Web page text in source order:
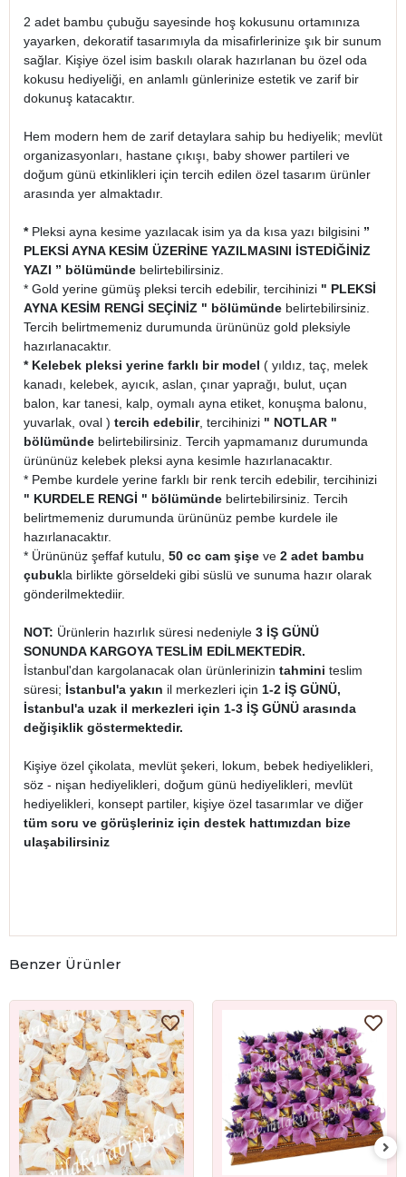
2 adet bambu çubuğu sayesinde hoş kokusunu ortamınıza
yayarken, dekoratif tasarımıyla da misafirlerinize şık bir sunum
sağlar. Kişiye özel isim baskılı olarak hazırlanan bu özel oda
kokusu hediyeliği, en anlamlı günlerinize estetik ve zarif bir
dokunuş katacaktır.
Hem modern hem de zarif detaylara sahip bu hediyelik; mevlüt
organizasyonları, hastane çıkışı, baby shower partileri ve
doğum günü etkinlikleri için tercih edilen özel tasarım ürünler
arasında yer almaktadır.
*Pleksi ayna kesime yazılacak isim ya da kısa yazı bilgisini ”
PLEKSİ AYNA KESİM ÜZERİNE YAZILMASINI İSTEDİĞİNİZ
YAZI ” bölümünde belirtebilirsiniz.
* Gold yerine gümüş pleksi tercih edebilir, tercihinizi " PLEKSİ
AYNA KESİM RENGİ SEÇİNİZ " bölümünde belirtebilirsiniz.
Tercih belirtmemeniz durumunda ürününüz gold pleksiyle
hazırlanacaktır.
* Kelebek pleksi yerine farklı bir model ( yıldız, taç, melek
kanadı, kelebek, ayıcık, aslan, çınar yaprağı, bulut, uçan
balon, kar tanesi, kalp, oymalı ayna etiket, konuşma balonu,
yuvarlak, oval ) tercih edebilir, tercihinizi " NOTLAR "
bölümünde belirtebilirsiniz. Tercih yapmamanız durumunda
ürününüz kelebek pleksi ayna kesimle hazırlanacaktır.
* Pembe kurdele yerine farklı bir renk tercih edebilir, tercihinizi
" KURDELE RENGİ " bölümünde belirtebilirsiniz. Tercih
belirtmemeniz durumunda ürününüz pembe kurdele ile
hazırlanacaktır.
* Ürününüz şeffaf kutulu, 50 cc cam şişe ve 2 adet bambu
çubukla birlikte görseldeki gibi süslü ve sunuma hazır olarak
gönderilmektediir.
NOT: Ürünlerin hazırlık süresi nedeniyle 3 İŞ GÜNÜ
SONUNDA KARGOYA TESLİM EDİLMEKTEDİR.
İstanbul'dan kargolanacak olan ürünlerinizin tahmini teslim
süresi; İstanbul'a yakın il merkezleri için 1-2 İŞ GÜNÜ,
İstanbul'a uzak il merkezleri için 1-3 İŞ GÜNÜ arasında
değişiklik göstermektedir.
Kişiye özel çikolata, mevlüt şekeri, lokum, bebek hediyelikleri,
söz - nişan hediyelikleri, doğum günü hediyelikleri, mevlüt
hediyelikleri, konsept partiler, kişiye özel tasarımlar ve diğer
tüm soru ve görüşleriniz için destek hattımızdan bize
ulaşabilirsiniz
Benzer Ürünler